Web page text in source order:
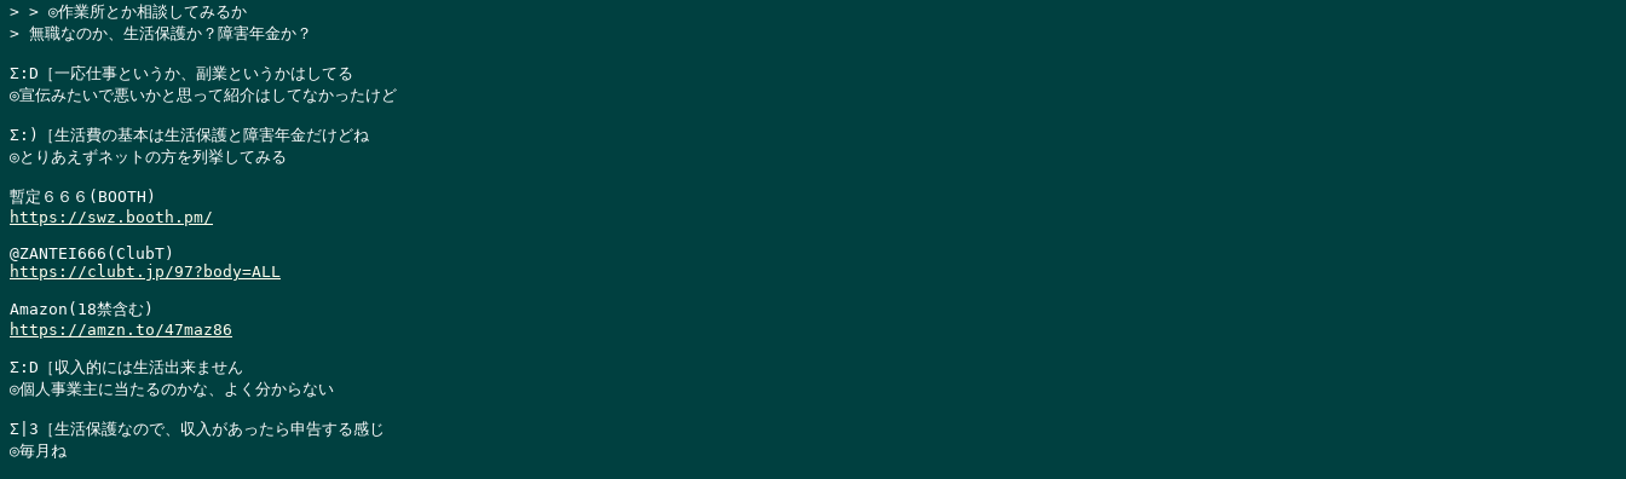
> > ◎作業所とか相談してみるか
> 無職なのか、生活保護か？障害年金か？
Σ:D［一応仕事というか、副業というかはしてる
◎宣伝みたいで悪いかと思って紹介はしてなかったけど
Σ:)［生活費の基本は生活保護と障害年金だけどね
◎とりあえずネットの方を列挙してみる
https://swz.booth.pm/
https://clubt.jp/97?body=ALL
https://amzn.to/47maz86
Σ:D［収入的には生活出来ません
◎個人事業主に当たるのかな、よく分からない
Σ|3［生活保護なので、収入があったら申告する感じ
◎毎月ね